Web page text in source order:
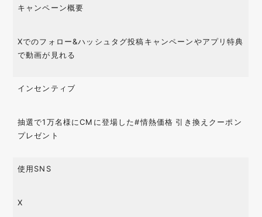
キャンペーン概要
Xでのフォロー&ハッシュタグ投稿キャンペーンやアプリ特典
で動画が見れる
インセンティブ
抽選で1万名様にCMに登場した#情熱価格 引き換えクーポン
プレゼント
使用SNS
X